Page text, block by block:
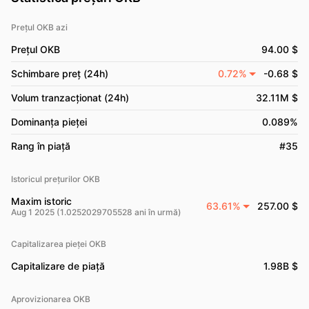
Prețul OKB azi
Prețul OKB 94.00 $
Schimbare preț (24h) 0.72% -0.68 $
Volum tranzacționat (24h) 32.11M $
Dominanța pieței 0.089%
Rang în piață #35
Istoricul prețurilor OKB
Maxim istoric
Aug 1 2025 (1.0252029705528 ani în urmă)
63.61% 257.00 $
Capitalizarea pieței OKB
Capitalizare de piață 1.98B $
Aprovizionarea OKB